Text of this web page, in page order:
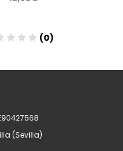
(0)
(Sevilla)